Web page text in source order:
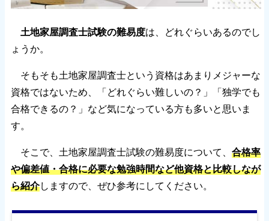
土地家屋調査士試験の難易度は、どれぐらいあるのでし
ょうか。
そもそも土地家屋調査士という資格はあまりメジャーな
資格ではないため、「どれぐらい難しいの？」「独学でも
合格できるの？」など気になっている方も多いと思いま
す。
そこで、土地家屋調査士試験の難易度について、 合格率
や偏差値・合格に必要な勉強時間など他資格と比較しなが
ら紹介しますので、ぜひ参考にしてください。